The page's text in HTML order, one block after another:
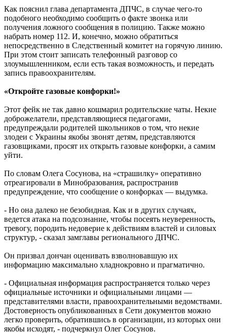
Как пояснил глава департамента ДПЧС, в случае чего-то
подобного необходимо сообщить о факте звонка или
получения ложного сообщения в полицию. Также можно
набрать номер 112. И, конечно, можно обратиться
непосредственно в Следственный комитет на горячую линию.
При этом стоит записать телефонный разговор со
злоумышленником, если есть такая возможность, и передать
запись правоохранителям.
«Откройте газовые конфорки!»
Этот фейк не так давно кошмарил родительские чаты. Некие
доброжелатели, представляющиеся педагогами,
предупреждали родителей школьников о том, что некие
злодеи с Украины якобы звонят детям, представляются
газовщиками, просят их открыть газовые конфорки, а самим
уйти.
По словам Олега Сосунова, на «страшилку» оперативно
отреагировали в Минобразования, распространив
предупреждение, что сообщение о конфорках — выдумка.
- Но она далеко не безобидная. Как и в других случаях,
ведется атака на подсознание, чтобы посеять неуверенность,
тревогу, породить недоверие к действиям властей и силовых
структур, - сказал замглавы регионального ДПЧС.
Он призвал дончан оценивать взволновавшую их
информацию максимально хладнокровно и прагматично.
- Официальная информация распространяется только через
официальные источники и официальными лицами —
представителями власти, правоохранительными ведомствами.
Достоверность опубликованных в Сети документов можно
легко проверить, обратившись в организации, из которых они
якобы исходят, - подчеркнул Олег Сосунов.